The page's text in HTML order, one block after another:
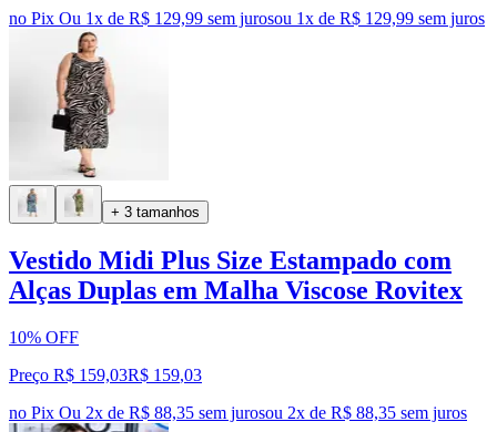
no Pix Ou 1x de R$ 129,99 sem jurosou 1x de R$ 129,99 sem juros
+ 3 tamanhos
Vestido Midi Plus Size Estampado com
Alças Duplas em Malha Viscose Rovitex
10% OFF
Preço R$ 159,03R$ 159,03
no Pix Ou 2x de R$ 88,35 sem jurosou 2x de R$ 88,35 sem juros